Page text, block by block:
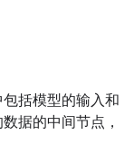
括模型的输入和
据的中间节点，